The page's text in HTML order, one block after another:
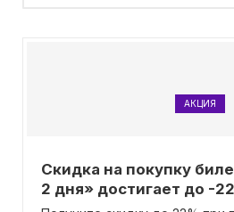
АКЦИЯ
Скидка на покупку
2 дня» достигает до -